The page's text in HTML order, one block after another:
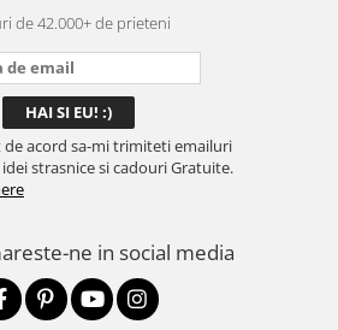
de 42.000+ de prieteni
de acord sa-mi trimiteti emailuri
strasnice si cadouri Gratuite.
ne in social media